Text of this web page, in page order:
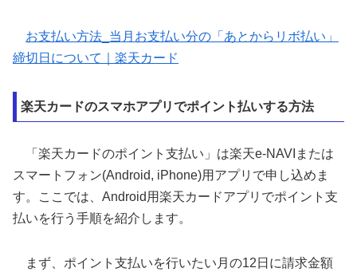
お支払い方法_当月お支払い分の「あとからリボ払い」
締切日について｜楽天カード
楽天カードのスマホアプリでポイント払いする方法
「楽天カードのポイント支払い」は楽天e-NAVIまたは
スマートフォン(Android, iPhone)用アプリで申し込めま
す。ここでは、Android用楽天カードアプリでポイント支
払いを行う手順を紹介します。
まず、ポイント支払いを行いたい月の12日に請求金額